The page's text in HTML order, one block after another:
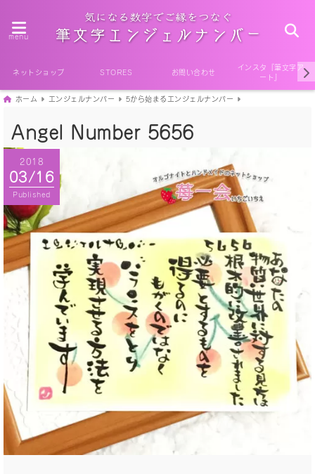
menu
ネットショップ STORES お問い合わせ
インスタ『筆文字ア
ート』
ホーム エンジェルナンバー 5から始まるエンジェルナンバー
Angel Number 5656
2018
03/16
Published